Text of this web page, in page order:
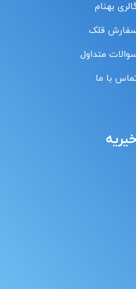
بهنام
قلک
متداول
با ما